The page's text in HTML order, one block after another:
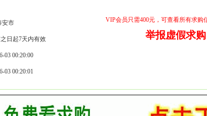
安市
日起7天内有效
03 00:20:00
03 00:20:01
VIP会员只需400元，可查看所有求购
举报虚假求购